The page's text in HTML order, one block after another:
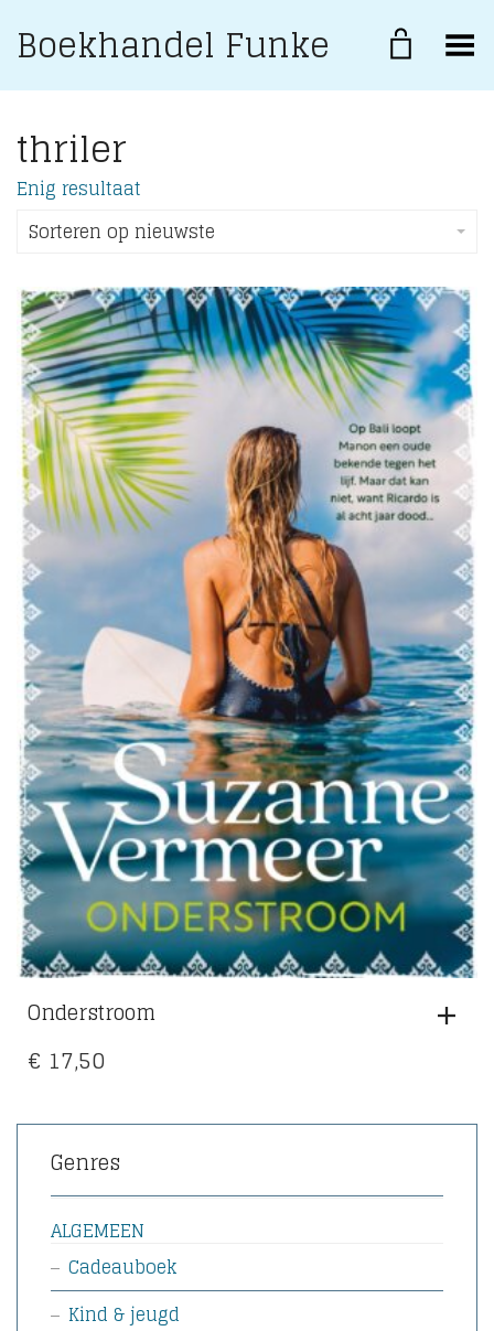
Boekhandel Funke Toggle Menu
thriler
Enig resultaat
Sorteren op nieuwste
Onderstroom
€ 17,50
Genres
ALGEMEEN
Cadeauboek
Kind & jeugd